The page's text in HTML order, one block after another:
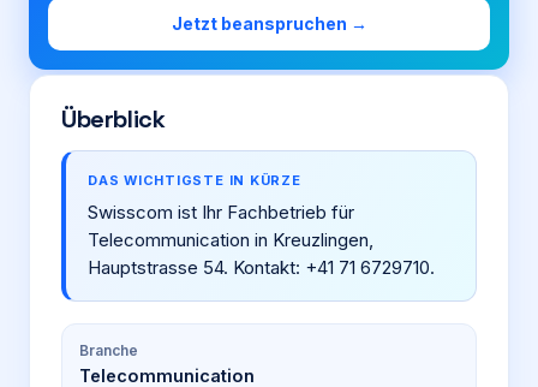
Jetzt beanspruchen →
Überblick
DAS WICHTIGSTE IN KÜRZE
Swisscom ist Ihr Fachbetrieb für
Telecommunication in Kreuzlingen,
Hauptstrasse 54. Kontakt: +41 71 6729710.
Branche
Telecommunication